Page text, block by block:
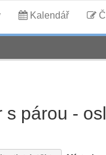
Kalendář
s párou -